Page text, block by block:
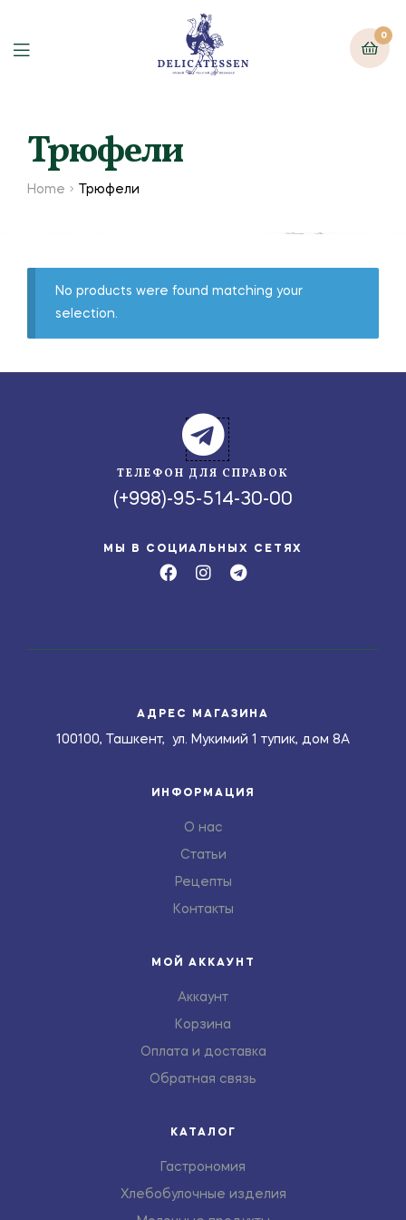
0
Трюфели
Home Трюфели
No products were found matching your
selection.
ТЕЛЕФОН ДЛЯ СПРАВОК
(+998)-95-514-30-00
МЫ В СОЦИАЛЬНЫХ СЕТЯХ
АДРЕС МАГАЗИНА
100100, Ташкент, ул. Мукимий 1 тупик, дом 8А
ИНФОРМАЦИЯ
О нас
Статьи
Рецепты
Контакты
МОЙ АККАУНТ
Аккаунт
Корзина
Оплата и доставка
Обратная связь
КАТАЛОГ
Гастрономия
Хлебобулочные изделия